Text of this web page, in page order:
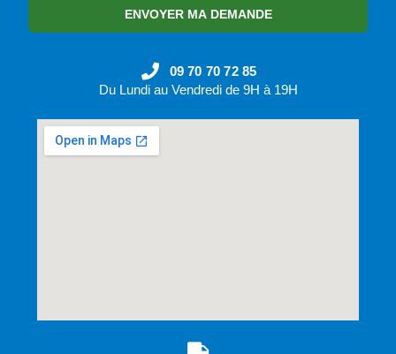
ENVOYER MA DEMANDE
09 70 70 72 85
Du Lundi au Vendredi de 9H à 19H